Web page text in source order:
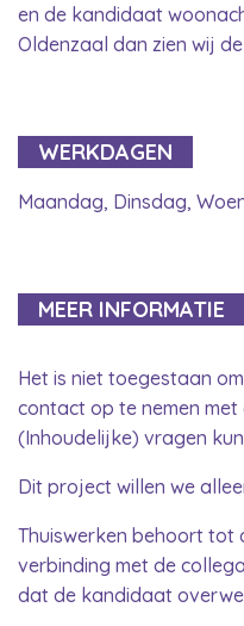
en de kandidaat
Oldenzaal dan zien wij
WERKDAGEN
Maandag, Dinsdag,
MEER INFORMATIE
Het is niet toegestaan
contact op te nemen
(Inhoudelijke) vragen
Dit project willen we
Thuiswerken behoort tot
verbinding met de
dat de kandidaat